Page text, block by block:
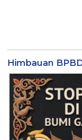
Himbauan